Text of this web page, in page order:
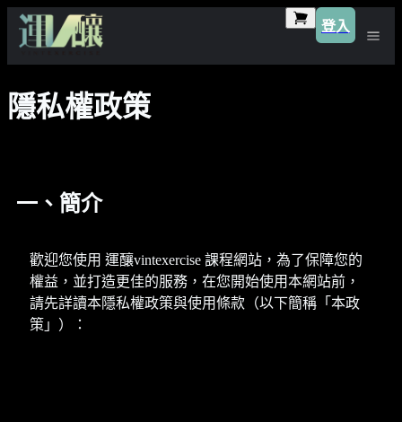
登入
隱私權政策
一、簡介
歡迎您使用 運釀vintexercise 課程網站，為了保障您的
權益，並打造更佳的服務，在您開始使用本網站前，
請先詳讀本隱私權政策與使用條款（以下簡稱「本政
策」）：